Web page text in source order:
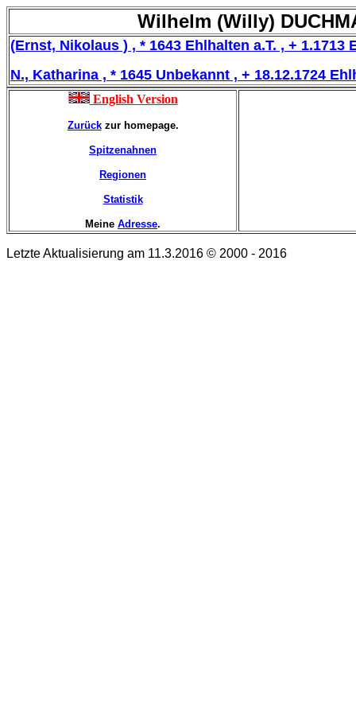
Wilhelm (Willy)
(Ernst, Nikolaus ) , * 1643 Ehlhalten a.T. , + 1.1713
N., Katharina , * 1645 Unbekannt , + 18.12.1724
English Version
Zurückzur homepage.
Spitzenahnen
Regionen
Statistik
Meine Adresse.
Letzte Aktualisierung am 11.3.2016 © 2000 - 2016